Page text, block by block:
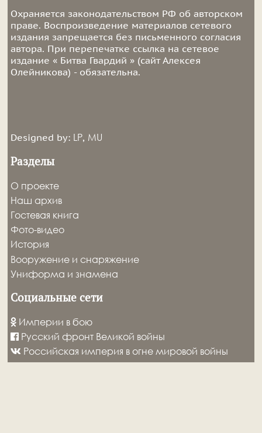
Охраняется законодательством РФ об авторском
праве. Воспроизведение материалов сетевого
издания запрещается без письменного согласия
автора. При перепечатке ссылка на сетевое
издание « Битва Гвардий » (сайт Алексея
Олейникова) - обязательна.
Designed by: LP, MU
Разделы
О проекте
Наш архив
Гостевая книга
Фото-видео
История
Вооружение и снаряжение
Униформа и знамена
Социальные сети
Империи в бою
Русский фронт Великой войны
Российская империя в огне мировой войны